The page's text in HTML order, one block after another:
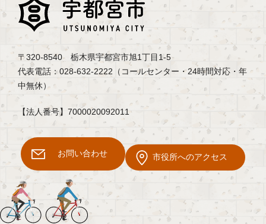
〒320-8540 栃木県宇都宮市旭1丁目1-5
代表電話：028-632-2222（コールセンター・24時間対応・年
中無休）
【法人番号】7000020092011
お問い合わせ 市役所へのアクセス